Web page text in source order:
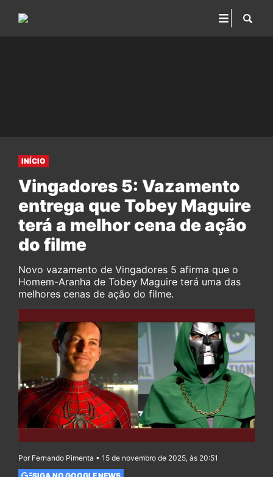
INÍCIO
Vingadores 5: Vazamento
entrega que Tobey Maguire
terá a melhor cena de ação
do filme
Novo vazamento de Vingadores 5 afirma que o
Homem-Aranha de Tobey Maguire terá uma das
melhores cenas de ação do filme.
Por Fernando Pimenta • 15 de novembro de 2025, às 20:51